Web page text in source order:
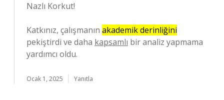
Nazlı Korkut!
Katkınız, çalışmanın akademik derinliğini
pekiştirdi ve daha kapsamlı bir analiz yapmama
yardımcı oldu.
Ocak 1, 2025 Yanıtla